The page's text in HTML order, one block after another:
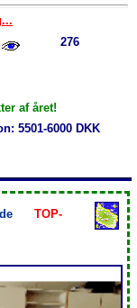
276
af året!
5501-6000 DKK
TOP-